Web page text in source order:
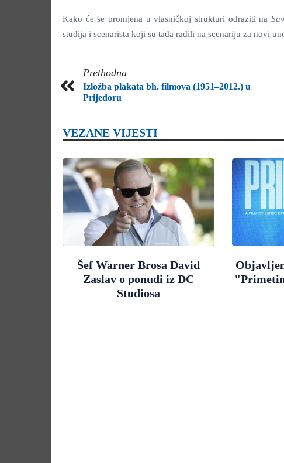
Kako će se promjena u vlasničkoj strukturi odraziti na
studija i scenarista koji su tada radili na scenariju za novi
Prethodna
Izložba plakata bh. filmova (1951–2012.) u
Prijedoru
VEZANE VIJESTI
Šef Warner Brosa David
Zaslav o ponudi iz DC
Studiosa